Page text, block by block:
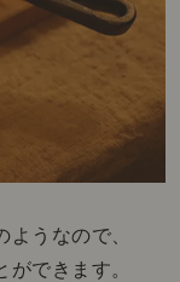
うなので、
できます。